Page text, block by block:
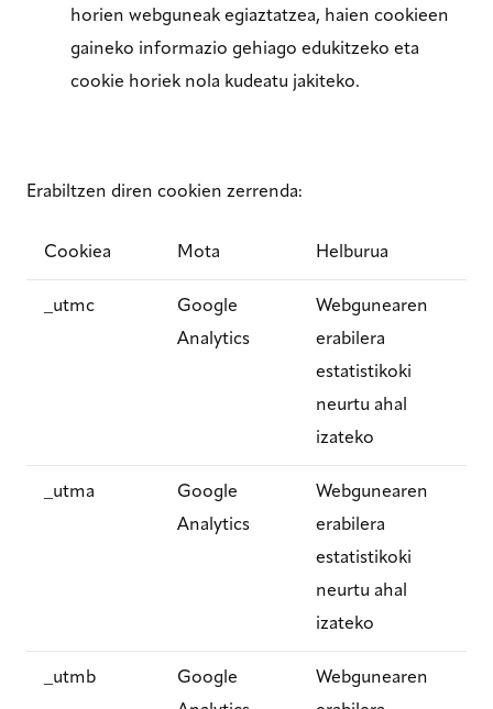
horien webguneak egiaztatzea, haien cookieen
gaineko informazio gehiago edukitzeko eta
cookie horiek nola kudeatu jakiteko.
Erabiltzen diren cookien zerrenda:
Cookiea Mota Helburua
_utmc
Google
Analytics
Webgunearen
erabilera
estatistikoki
neurtu ahal
izateko
_utma
Google
Analytics
Webgunearen
erabilera
estatistikoki
neurtu ahal
izateko
_utmb
Google
Webgunearen